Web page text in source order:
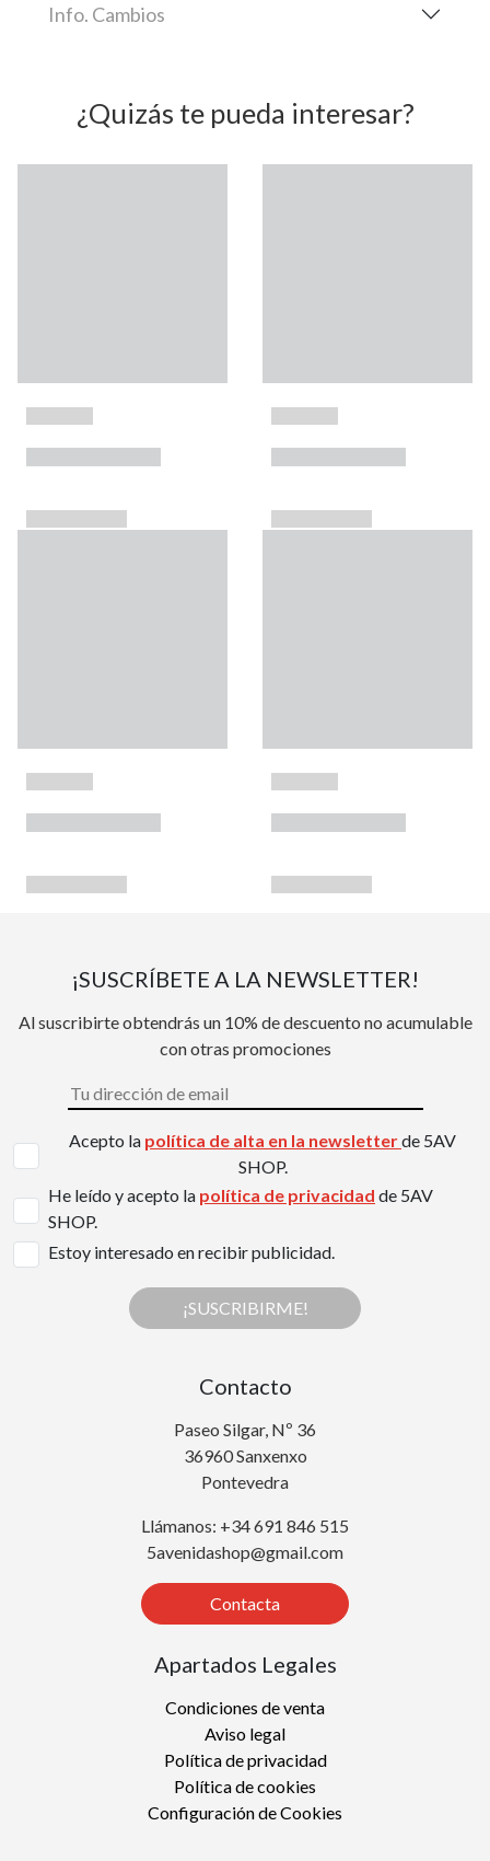
Info. Cambios
¿Quizás te pueda interesar?
¡SUSCRÍBETE A LA NEWSLETTER!
Al suscribirte obtendrás un 10% de descuento no acumulable
con otras promociones
Acepto la política de alta en la newsletterde 5AV
SHOP.
He leído y acepto la política de privacidad de 5AV
SHOP.
Estoy interesado en recibir publicidad.
¡SUSCRIBIRME!
Contacto
Paseo Silgar, Nº 36
36960 Sanxenxo
Pontevedra
Llámanos: +34 691 846 515
5avenidashop@gmail.com
Contacta
Apartados Legales
Condiciones de venta
Aviso legal
Política de privacidad
Política de cookies
Configuración de Cookies